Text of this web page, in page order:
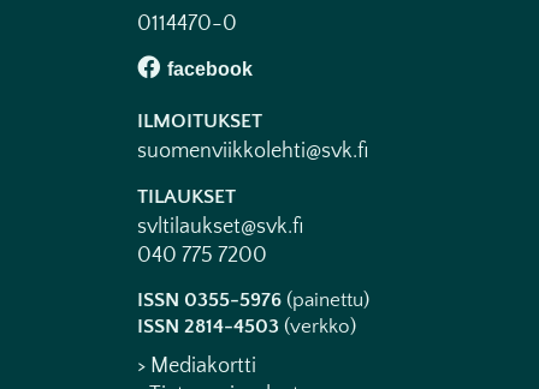
0114470-0
ILMOITUKSET
suomenviikkolehti@svk.fi
TILAUKSET
svltilaukset@svk.fi
040 775 7200
ISSN 0355-5976 (painettu)
ISSN 2814-4503 (verkko)
> Mediakortti